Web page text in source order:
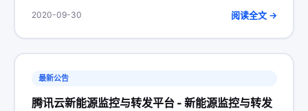
2020-09-30 阅读全文 →
最新公告
腾讯云新能源监控与转发平台 - 新能源监控与转发